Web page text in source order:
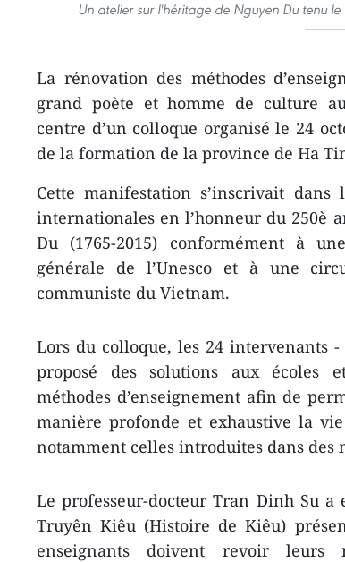
Un atelier sur l'héritage de Nguyen Du tenu
La rénovation des méthodes
grand poète et homme de culture
centre d’un colloque organisé le 24
de la formation de la province de Ha
Cette manifestation s’inscrivait
internationales en l’honneur du 250è
Du (1765-2015) conformément à
générale de l’Unesco et à une
communiste du Vietnam.
Lors du colloque, les 24 intervenants
proposé des solutions aux écoles
méthodes d’enseignement afin de
manière profonde et exhaustive la
notamment celles introduites dans des
Le professeur-docteur Tran Dinh Su
Truyên Kiêu (Histoire de Kiêu)
enseignants doivent revoir leurs